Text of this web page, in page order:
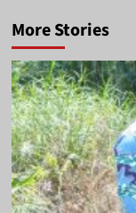
More Stories